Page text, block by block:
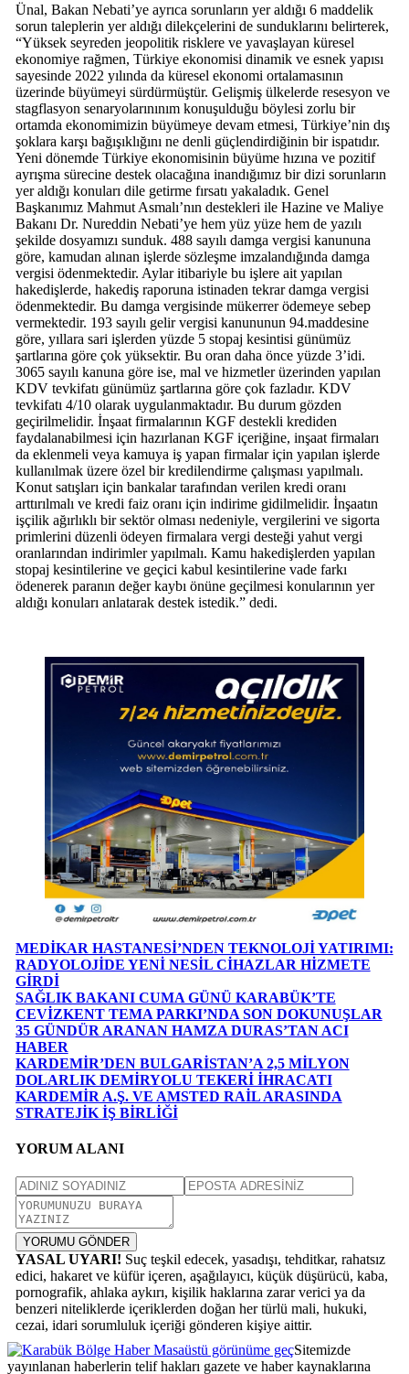
Ünal, Bakan Nebati’ye ayrıca sorunların yer aldığı 6 maddelik
sorun taleplerin yer aldığı dilekçelerini de sunduklarını belirterek,
“Yüksek seyreden jeopolitik risklere ve yavaşlayan küresel
ekonomiye rağmen, Türkiye ekonomisi dinamik ve esnek yapısı
sayesinde 2022 yılında da küresel ekonomi ortalamasının
üzerinde büyümeyi sürdürmüştür. Gelişmiş ülkelerde resesyon ve
stagflasyon senaryolarınınım konuşulduğu böylesi zorlu bir
ortamda ekonomimizin büyümeye devam etmesi, Türkiye’nin dış
şoklara karşı bağışıklığını ne denli güçlendirdiğinin bir ispatıdır.
Yeni dönemde Türkiye ekonomisinin büyüme hızına ve pozitif
ayrışma sürecine destek olacağına inandığımız bir dizi sorunların
yer aldığı konuları dile getirme fırsatı yakaladık. Genel
Başkanımız Mahmut Asmalı’nın destekleri ile Hazine ve Maliye
Bakanı Dr. Nureddin Nebati’ye hem yüz yüze hem de yazılı
şekilde dosyamızı sunduk. 488 sayılı damga vergisi kanununa
göre, kamudan alınan işlerde sözleşme imzalandığında damga
vergisi ödenmektedir. Aylar itibariyle bu işlere ait yapılan
hakedişlerde, hakediş raporuna istinaden tekrar damga vergisi
ödenmektedir. Bu damga vergisinde mükerrer ödemeye sebep
vermektedir. 193 sayılı gelir vergisi kanununun 94.maddesine
göre, yıllara sari işlerden yüzde 5 stopaj kesintisi günümüz
şartlarına göre çok yüksektir. Bu oran daha önce yüzde 3’idi.
3065 sayılı kanuna göre ise, mal ve hizmetler üzerinden yapılan
KDV tevkifatı günümüz şartlarına göre çok fazladır. KDV
tevkifatı 4/10 olarak uygulanmaktadır. Bu durum gözden
geçirilmelidir. İnşaat firmalarının KGF destekli krediden
faydalanabilmesi için hazırlanan KGF içeriğine, inşaat firmaları
da eklenmeli veya kamuya iş yapan firmalar için yapılan işlerde
kullanılmak üzere özel bir kredilendirme çalışması yapılmalı.
Konut satışları için bankalar tarafından verilen kredi oranı
arttırılmalı ve kredi faiz oranı için indirime gidilmelidir. İnşaatın
işçilik ağırlıklı bir sektör olması nedeniyle, vergilerini ve sigorta
primlerini düzenli ödeyen firmalara vergi desteği yahut vergi
oranlarından indirimler yapılmalı. Kamu hakedişlerden yapılan
stopaj kesintilerine ve geçici kabul kesintilerine vade farkı
ödenerek paranın değer kaybı önüne geçilmesi konularının yer
aldığı konuları anlatarak destek istedik.” dedi.
MEDİKAR HASTANESİ’NDEN TEKNOLOJİ YATIRIMI:
RADYOLOJİDE YENİ NESİL CİHAZLAR HİZMETE
GİRDİ
SAĞLIK BAKANI CUMA GÜNÜ KARABÜK’TE
CEVİZKENT TEMA PARKI’NDA SON DOKUNUŞLAR
35 GÜNDÜR ARANAN HAMZA DURAS’TAN ACI
HABER
KARDEMİR’DEN BULGARİSTAN’A 2,5 MİLYON
DOLARLIK DEMİRYOLU TEKERİ İHRACATI
KARDEMİR A.Ş. VE AMSTED RAİL ARASINDA
STRATEJİK İŞ BİRLİĞİ
YORUM ALANI
YORUMU GÖNDER
YASAL UYARI! Suç teşkil edecek, yasadışı, tehditkar, rahatsız
edici, hakaret ve küfür içeren, aşağılayıcı, küçük düşürücü, kaba,
pornografik, ahlaka aykırı, kişilik haklarına zarar verici ya da
benzeri niteliklerde içeriklerden doğan her türlü mali, hukuki,
cezai, idari sorumluluk içeriği gönderen kişiye aittir.
Masaüstü görünüme geçSitemizde
yayınlanan haberlerin telif hakları gazete ve haber kaynaklarına